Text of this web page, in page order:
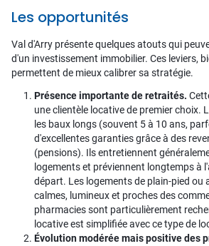
Les opportunités
Val d'Arry présente quelques atouts qui
d'un investissement immobilier. Ces leviers,
permettent de mieux calibrer sa stratégie.
Présence importante de retraités.
une clientèle locative de premier choix.
les baux longs (souvent 5 à 10 ans,
d'excellentes garanties grâce à des
(pensions). Ils entretiennent
logements et préviennent longtemps à
départ. Les logements de plain-pied ou
calmes, lumineux et proches des
pharmacies sont particulièrement
locative est simplifiée avec ce type de
Évolution modérée mais positive des